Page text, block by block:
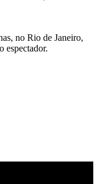
no Rio de Janeiro,
espectador.